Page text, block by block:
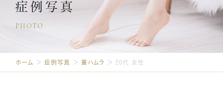
メディア出演 院長ブログ
症例写真
PHOTO
ホーム ＞症例写真 ＞ 裏ハムラ ＞ 20代 女性